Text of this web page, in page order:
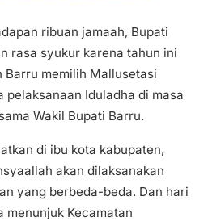
ribuan jamaah, Bupati
rasa syukur karena tahun ini
Barru memilih Mallusetasi
pelaksanaan Iduladha di masa
Wakil Bupati Barru.
di ibu kota kabupaten,
akan dilaksanakan
yang berbeda-beda. Dan hari
menunjuk Kecamatan